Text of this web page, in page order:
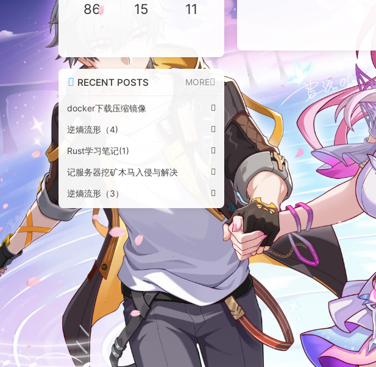
86 15 11
RECENT POSTS MORE
docker下载压缩镜像
逆熵流形（4)
Rust学习笔记(1)
记服务器挖矿木马入侵与解决
逆熵流形（3）